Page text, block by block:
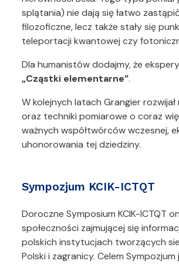
splątania) nie dają się łatwo
filozoficzne, lecz także stały się
teleportacji kwantowej czy
Dla humanistów dodajmy, że
„Cząstki elementarne”.
W kolejnych latach Grangier
oraz techniki pomiarowe o coraz
ważnych współtwórców wczesnej,
uhonorowania tej dziedziny.
Sympozjum KCIK-ICTQT
Doroczne Symposium KCIK-ICTQT
społeczności zajmującej się
polskich instytucjach tworzących
Polski i zagranicy. Celem